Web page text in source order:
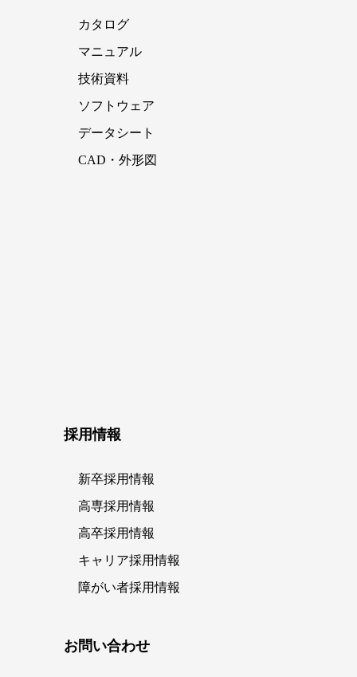
カタログ
マニュアル
技術資料
ソフトウェア
データシート
CAD・外形図
採用情報
新卒採用情報
高専採用情報
高卒採用情報
キャリア採用情報
障がい者採用情報
お問い合わせ